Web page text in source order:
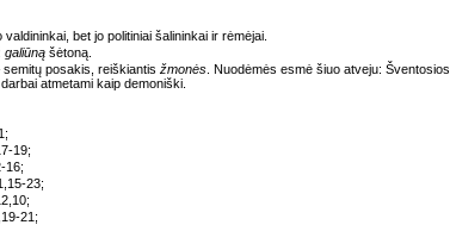
bet jo politiniai šalininkai ir rėmėjai.
galiūną šėtoną.
posakis, reiškiantis žmonės . Nuodėmės esmė šiuo atveju: Šventosios
atmetami kaip demoniški.
19;
16;
23;
21;